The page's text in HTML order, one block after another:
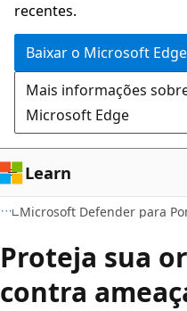
recentes.
Baixar o Microsoft Edge
Mais informações
Microsoft Edge
Learn
Microsoft Defender para
Proteja sua
contra